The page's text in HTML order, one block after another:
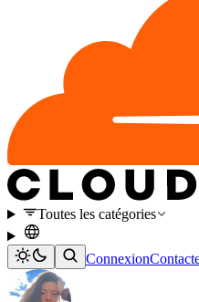
Toutes les catégories
Connexion